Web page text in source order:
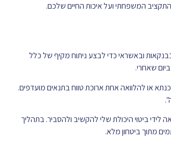
המשפחתי ועל איכות החיים שלכם.
ובאשראי כדי לבצע ניתוח מקיף של כלל
שאחרי.
או להלוואה אחת ארוכת טווח בתנאים מועדפים.
לידי ביטוי היכולת שלי להקשיב ולהסביר. בתהליך
מתוך ביטחון מלא.